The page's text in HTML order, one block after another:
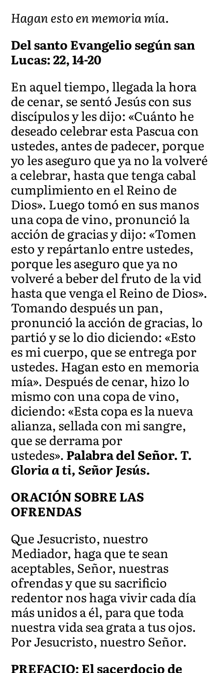
Hagan esto en memoria mía.
Del santo Evangelio según san
Lucas: 22, 14-20
En aquel tiempo, llegada la hora
de cenar, se sentó Jesús con sus
discípulos y les dijo: «Cuánto he
deseado celebrar esta Pascua con
ustedes, antes de padecer, porque
yo les aseguro que ya no la volveré
a celebrar, hasta que tenga cabal
cumplimiento en el Reino de
Dios». Luego tomó en sus manos
una copa de vino, pronunció la
acción de gracias y dijo: «Tomen
esto y repártanlo entre ustedes,
porque les aseguro que ya no
volveré a beber del fruto de la vid
hasta que venga el Reino de Dios».
Tomando después un pan,
pronunció la acción de gracias, lo
partió y se lo dio diciendo: «Esto
es mi cuerpo, que se entrega por
ustedes. Hagan esto en memoria
mía». Después de cenar, hizo lo
mismo con una copa de vino,
diciendo: «Esta copa es la nueva
alianza, sellada con mi sangre,
que se derrama por
ustedes». Palabra del Señor.T.
Gloria a ti, Señor Jesús.
ORACIÓN SOBRE LAS
OFRENDAS
Que Jesucristo, nuestro
Mediador, haga que te sean
aceptables, Señor, nuestras
ofrendas y que su sacrificio
redentor nos haga vivir cada día
más unidos a él, para que toda
nuestra vida sea grata a tus ojos.
Por Jesucristo, nuestro Señor.
PREFACIO: El sacerdocio de